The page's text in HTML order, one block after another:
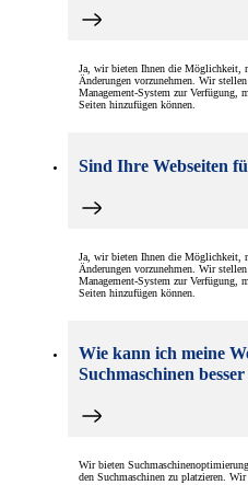
Ja, wir bieten Ihnen die Möglichkeit,
Änderungen vorzunehmen. Wir
Management-System zur Verfügung,
Seiten hinzufügen können.
Sind Ihre Webseiten
Ja, wir bieten Ihnen die Möglichkeit,
Änderungen vorzunehmen. Wir
Management-System zur Verfügung,
Seiten hinzufügen können.
Wie kann ich meine
Suchmaschinen
Wir bieten
den Suchmaschinen zu platzieren.